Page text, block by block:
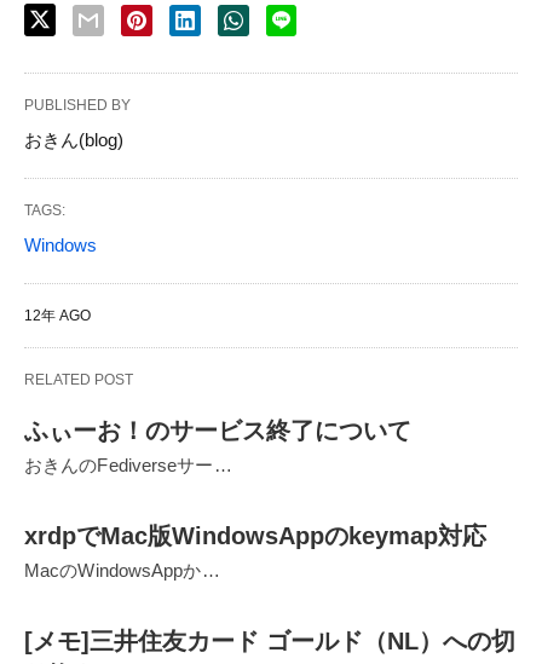
PUBLISHED BY
おきん(blog)
TAGS:
Windows
12年 AGO
RELATED POST
ふぃーお！のサービス終了について
おきんのFediverseサー…
xrdpでMac版WindowsAppのkeymap対応
MacのWindowsAppか…
[メモ]三井住友カード ゴールド（NL）への切